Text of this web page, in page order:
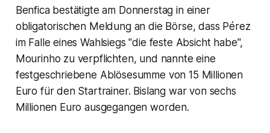
Benfica bestätigte am Donnerstag in einer
obligatorischen Meldung an die Börse, dass Pérez
im Falle eines Wahlsiegs "die feste Absicht habe",
Mourinho zu verpflichten, und nannte eine
festgeschriebene Ablösesumme von 15 Millionen
Euro für den Startrainer. Bislang war von sechs
Millionen Euro ausgegangen worden.